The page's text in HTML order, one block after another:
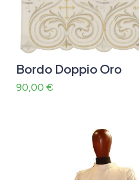
Bordo Doppio Oro
90,00 €